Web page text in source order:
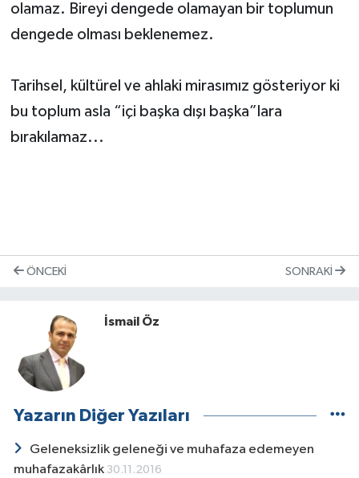
olamaz. Bireyi dengede olamayan bir toplumun
dengede olması beklenemez.
Tarihsel, kültürel ve ahlaki mirasımız gösteriyor ki
bu toplum asla “içi başka dışı başka”lara
bırakılamaz...
ÖNCEKI SONRAKI
İsmail Öz
Yazarın Diğer Yazıları
Geleneksizlik geleneği ve muhafaza edemeyen
muhafazakârlık 30.11.2016